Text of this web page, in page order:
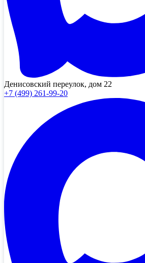
Денисовский переулок, дом 22
+7 (499) 261-99-20